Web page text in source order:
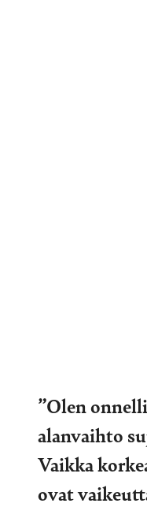
”Olen
alanvaihto
Vaikka
ovat